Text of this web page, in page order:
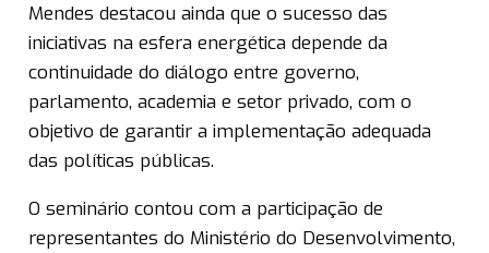
Mendes destacou ainda que o sucesso das
iniciativas na esfera energética depende da
continuidade do diálogo entre governo,
parlamento, academia e setor privado, com o
objetivo de garantir a implementação adequada
das políticas públicas.
O seminário contou com a participação de
representantes do Ministério do Desenvolvimento,